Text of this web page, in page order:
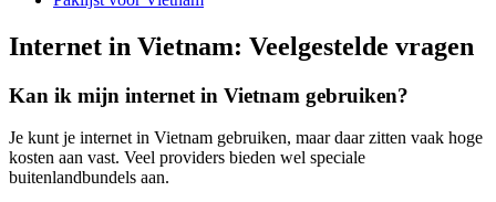
Internet in Vietnam: Veelgestelde vragen
Kan ik mijn internet in Vietnam gebruiken?
Je kunt je internet in Vietnam gebruiken, maar daar zitten vaak hoge
kosten aan vast. Veel providers bieden wel speciale
buitenlandbundels aan.